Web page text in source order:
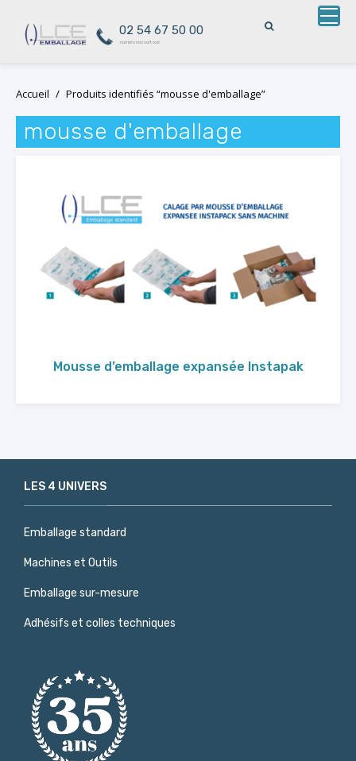
02 54 67 50 00
numéro non surtaxé
content
Accueil / Produits identifiés “mousse d'emballage”
mousse d'emballage
Mousse d’emballage expansée Instapak
LES 4 UNIVERS
Emballage standard
Machines et Outils
Emballage sur-mesure
Adhésifs et colles techniques